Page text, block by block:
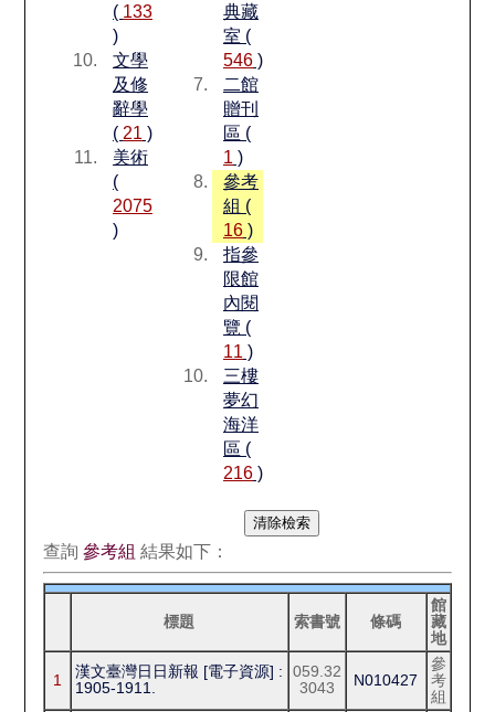
( 133
)
文學
及修
辭學
( 21 )
美術
(
2075
)
典藏
室 (
546)
二館
贈刊
區 (
1 )
參考
組 (
16)
指參
限館
內閱
覽 (
11 )
三樓
夢幻
海洋
區 (
216)
查詢 參考組 結果如下：
標題 索書號 條碼
館
藏
地
1
漢文臺灣日日新報 [電子資源] :
1905-1911.
059.32
3043
N010427
參
考
組